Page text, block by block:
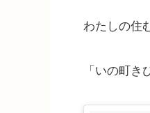
わたしの住
「いの町